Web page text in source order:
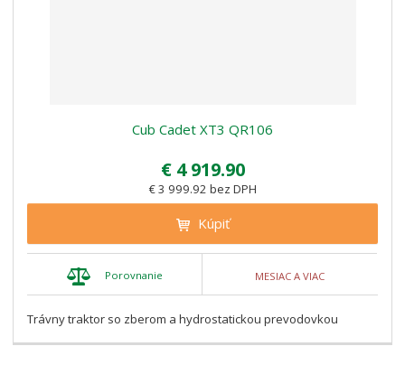
Cub Cadet XT3 QR106
€ 4 919.90
€ 3 999.92 bez DPH
Kúpiť
Porovnanie MESIAC A VIAC
Trávny traktor so zberom a hydrostatickou prevodovkou